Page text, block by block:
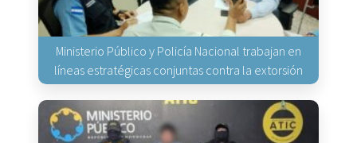
Ministerio Público y Policía Nacional trabajan en
líneas estratégicas conjuntas contra la extorsión